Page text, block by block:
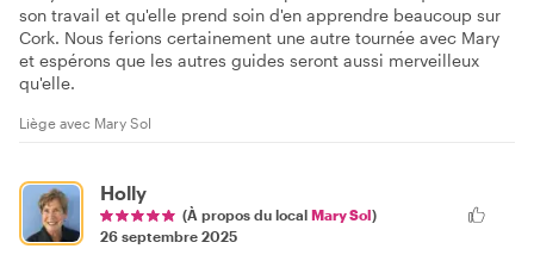
son travail et qu'elle prend soin d'en apprendre beaucoup sur
Cork. Nous ferions certainement une autre tournée avec Mary
et espérons que les autres guides seront aussi merveilleux
qu'elle.
Liège avec Mary Sol
Holly
(À propos du local Mary Sol)
26 septembre 2025